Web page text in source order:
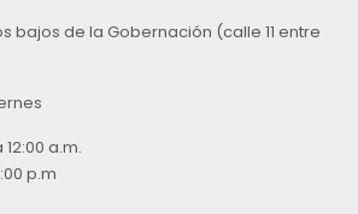
bajos de la Gobernación (calle 11 entre
a.m.
p.m